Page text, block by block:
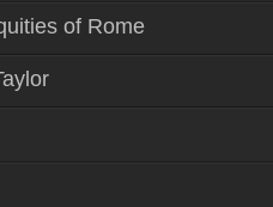
of Rome